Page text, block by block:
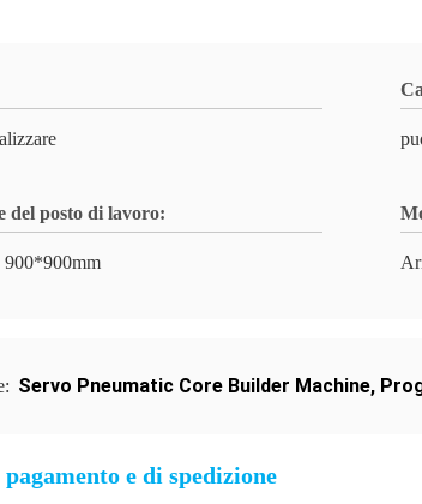
del posto di lavoro:
900*900mm
Servo Pneumatic Core Builder Machine,
e di spedizione